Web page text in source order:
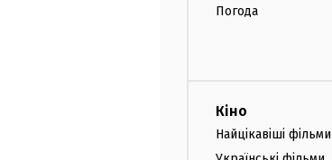
Погода
Кіно
Найцікавіші фільми